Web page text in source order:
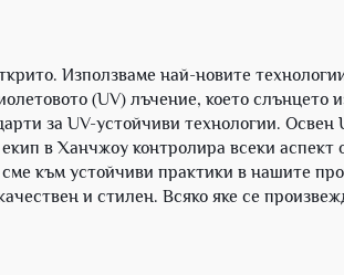
Използваме най-новите
(UV) лъчение, което слънцето
за UV-устойчиви технологии. Освен
в Ханчжоу контролира всеки аспект
към устойчиви практики в нашите
и стилен. Всяко яке се